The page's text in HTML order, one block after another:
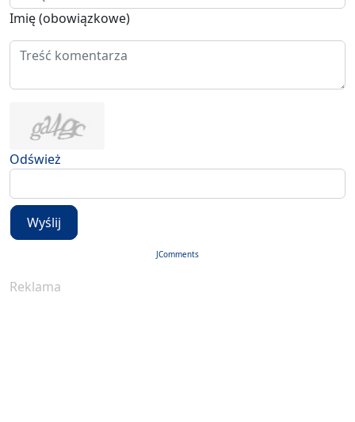
Imię (obowiązkowe)
Odśwież
Wyślij
JComments
Reklama